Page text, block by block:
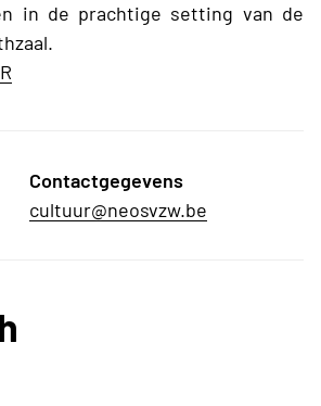
in de prachtige setting van de
Contactgegevens
cultuur@neosvzw.be